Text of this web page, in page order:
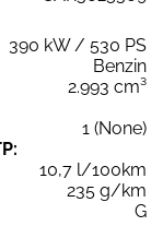
390 kW / 530 PS
Benzin
2.993 cm³
1 (None)
10,7 l/100km
235 g/km
G